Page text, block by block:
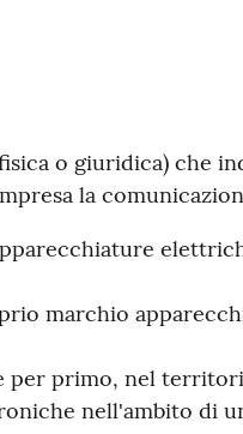
o giuridica) che
la
marchio
per primo, nel
nell'ambito di